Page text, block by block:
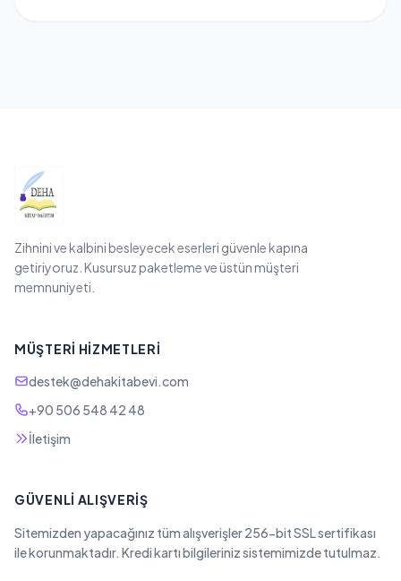
Zihnini ve kalbini besleyecek eserleri güvenle kapına
getiriyoruz. Kusursuz paketleme ve üstün müşteri
memnuniyeti.
MÜŞTERI HIZMETLERI
destek@dehakitabevi.com
+90 506 548 42 48
İletişim
GÜVENLI ALIŞVERIŞ
Sitemizden yapacağınız tüm alışverişler 256-bit SSL sertifikası
ile korunmaktadır. Kredi kartı bilgileriniz sistemimizde tutulmaz.